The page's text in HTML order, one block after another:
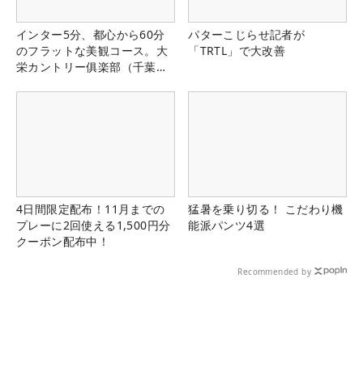
インター5分、都心から60分
のフラットな美観コース。大
栄カントリー俱楽部（千葉
パターこじらせ記者が
「TRTL」で大改善
4日間限定配布！11月までの
プレーに2回使える1,500円分
クーポン配布中！
猛暑を乗り切る！ こだわり機
能派パンツ4選
Recommended by